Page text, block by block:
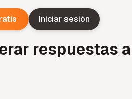
Iniciar sesión
respuestas a